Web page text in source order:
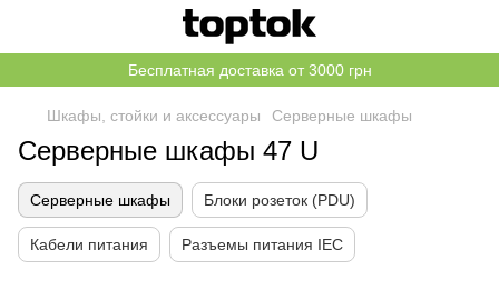
Бесплатная доставка от 3000 грн
Шкафы, стойки и аксессуары Серверные шкафы
Серверные шкафы 47 U
Серверные шкафы Блоки розеток (PDU)
Кабели питания Разъемы питания IEC